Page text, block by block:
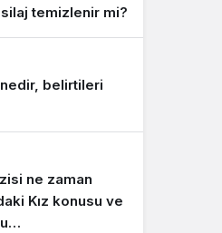
temizlenir mi?
belirtileri
ne zaman
Kız konusu ve